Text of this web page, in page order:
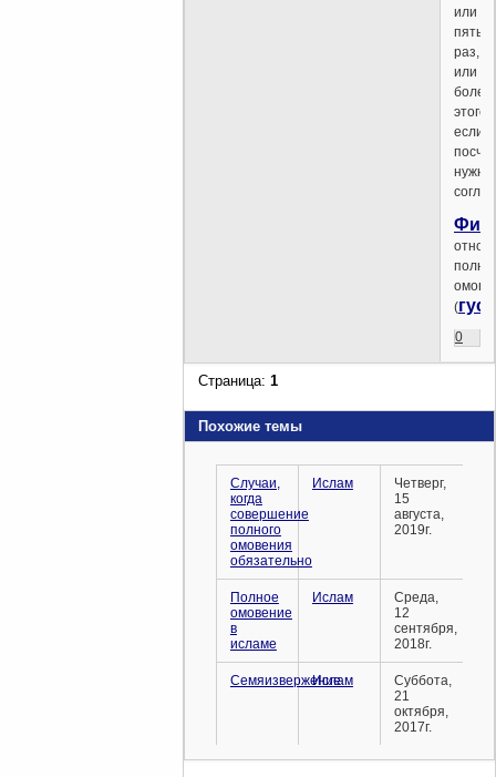
или
пять
раз,
или
более
этого,
если
(
0
Страница:1
Похожие темы
Случаи,
когда
совершение
полного
омовения
обязательно
Ислам
Четверг,
15
августа,
2019г.
Полное
омовение
в
исламе
Ислам
Среда,
12
сентября,
2018г.
Семяизвержение
Ислам
Суббота,
21
октября,
2017г.